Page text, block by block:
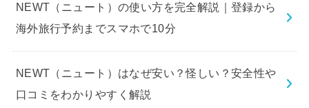
NEWT（ニュート）の使い方を完全解説｜登録から
海外旅行予約までスマホで10分
NEWT（ニュート）はなぜ安い？怪しい？安全性や
口コミをわかりやすく解説